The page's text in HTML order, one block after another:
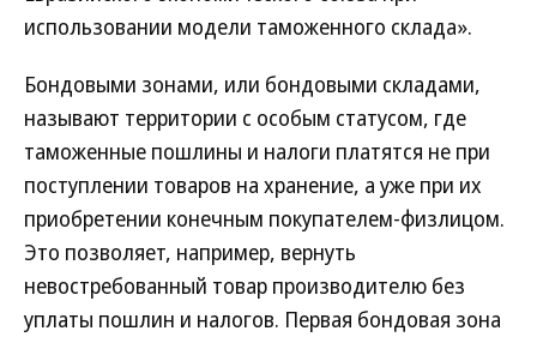
использовании модели таможенного склада».
Бондовыми зонами, или бондовыми складами,
называют территории с особым статусом, где
таможенные пошлины и налоги платятся не при
поступлении товаров на хранение, а уже при их
приобретении конечным покупателем-физлицом.
Это позволяет, например, вернуть
невостребованный товар производителю без
уплаты пошлин и налогов. Первая бондовая зона